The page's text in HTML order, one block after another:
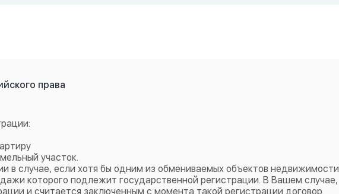
права
участок.
в случае, если хотя бы одним из обмениваемых объектов недвижимости
которого подлежит государственной регистрации. В Вашем случае,
и считается заключенным с момента такой регистрации договор